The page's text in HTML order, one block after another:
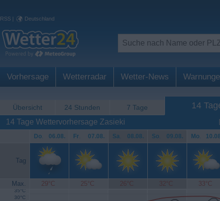
RSS | Deutschland
Vorhersage Wetterradar Wetter-News
Übersicht 24 Stunden 7 Tage 14
14 Tage Wettervorhersage Zasieki
Do. 06.08. Fr. 07.08. Sa. 08.08. So. 09.08. Mo.
Tag
Max. 29°C 25°C 26°C 32°C 33°C
30°C
35°C